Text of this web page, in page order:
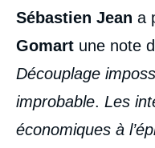
Sébastien Jean a
Gomart une note
Découplage
improbable. Les
économiques à